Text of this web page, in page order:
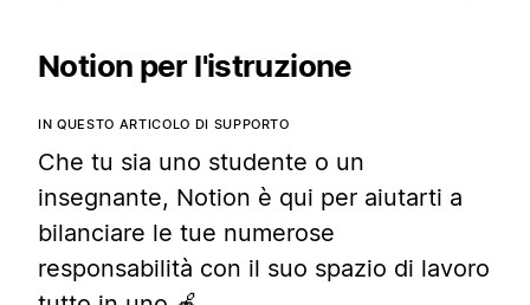
Notion per l'istruzione
IN QUESTO ARTICOLO DI SUPPORTO
Che tu sia uno studente o un
insegnante, Notion è qui per aiutarti a
bilanciare le tue numerose
responsabilità con il suo spazio di lavoro